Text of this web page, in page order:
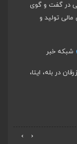
اسلامی در گفت و گوی
تولید و
شبکه خبر
در بله، ایتا،
‹
›